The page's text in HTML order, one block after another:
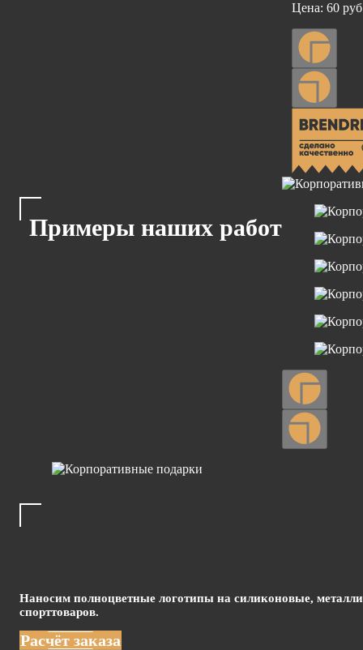
Цена: 60
Примеры наших работ
Наносим полноцветные логотипы на силиконовые,
спорттоваров.
Расчёт заказа